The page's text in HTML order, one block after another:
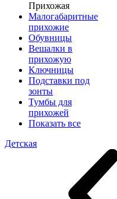
Прихожая
Малогабаритные
прихожие
Обувницы
Вешалки в
прихожую
Ключницы
Подставки под
зонты
Тумбы для
прихожей
Показать все
Детская